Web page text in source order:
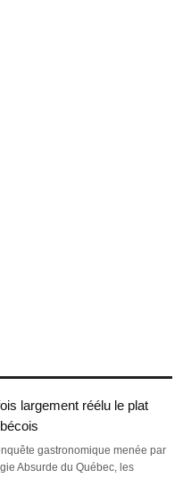
largement réélu le plat
gastronomique menée par
Absurde du Québec, les